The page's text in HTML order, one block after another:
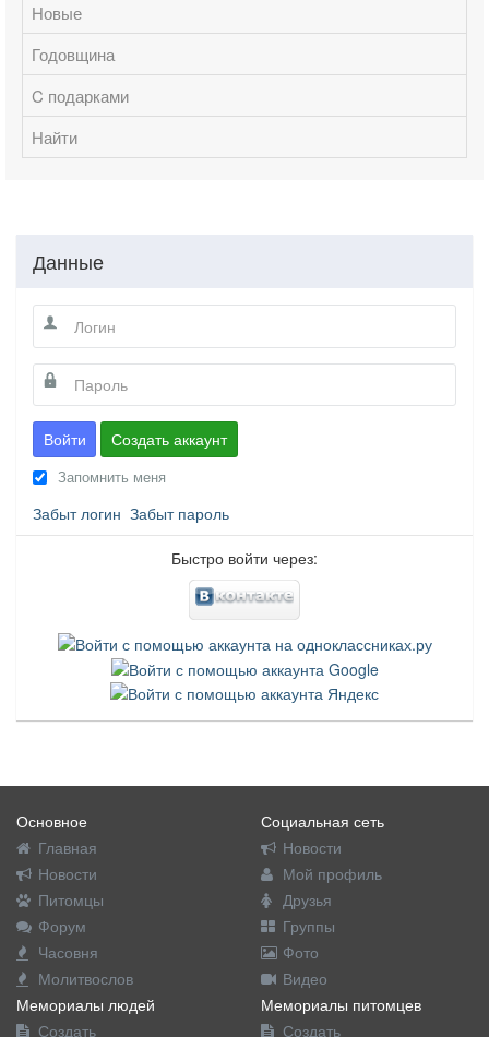
Новые
Годовщина
C подарками
Найти
Данные
Войти Создать аккаунт
Запомнить меня
Забыт логин Забыт пароль
Быстро войти через:
Основное
Главная
Новости
Питомцы
Форум
Часовня
Молитвослов
Социальная сеть
Новости
Мой профиль
Друзья
Группы
Фото
Видео
Мемориалы людей
Создать
Мемориалы питомцев
Создать